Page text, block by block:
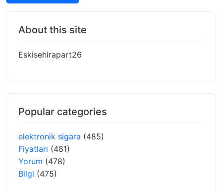
About this site
Eskisehirapart26
Popular categories
elektronik sigara (485)
Fiyatları (481)
Yorum (478)
Bilgi (475)